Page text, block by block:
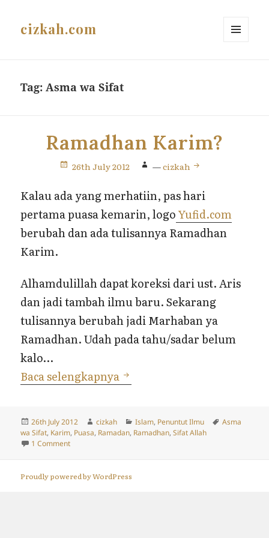
cizkah.com
Tag:Asma wa Sifat
Ramadhan Karim?
26th July 2012 —cizkah
Kalau ada yang merhatiin, pas hari
pertama puasa kemarin, logoYufid.com
berubah dan ada tulisannya Ramadhan
Karim.
Alhamdulillah dapat koreksi dari ust. Aris
dan jadi tambah ilmu baru. Sekarang
tulisannya berubah jadi Marhaban ya
Ramadhan. Udah pada tahu/sadar belum
kalo…
Baca selengkapnya Ramadhan Karim?
Posted
on
26th July 2012 Author
cizkah Categories
Islam, Penuntut Ilmu Tags
Asma
wa Sifat, Karim, Puasa, Ramadan, Ramadhan,Sifat Allah
1 Commenton Ramadhan Karim?
Proudly powered by WordPress